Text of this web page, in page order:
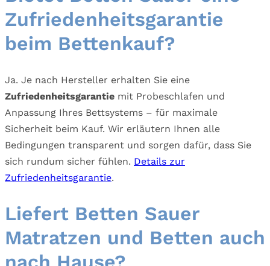
Zufriedenheitsgarantie
beim Bettenkauf?
Ja. Je nach Hersteller erhalten Sie eine
Zufriedenheitsgarantie mit Probeschlafen und
Anpassung Ihres Bettsystems – für maximale
Sicherheit beim Kauf. Wir erläutern Ihnen alle
Bedingungen transparent und sorgen dafür, dass Sie
sich rundum sicher fühlen. Details zur
Zufriedenheitsgarantie.
Liefert Betten Sauer
Matratzen und Betten auch